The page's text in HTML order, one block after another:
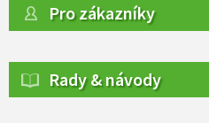
Pro zákazníky
Rady & návody